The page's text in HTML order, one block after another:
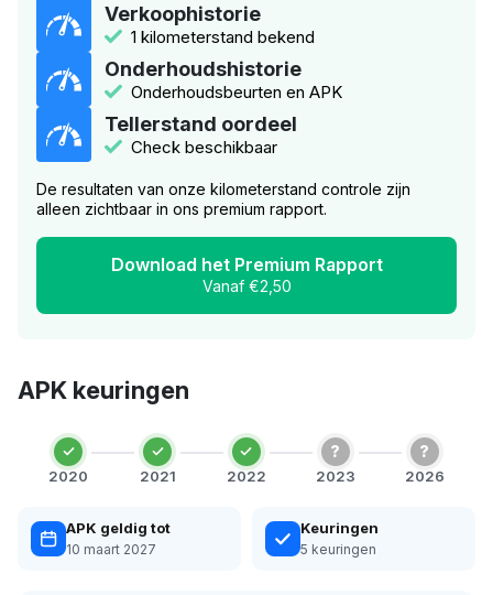
Verkoophistorie
1 kilometerstand bekend
Onderhoudshistorie
Onderhoudsbeurten en APK
Tellerstand oordeel
Check beschikbaar
De resultaten van onze kilometerstand controle zijn
alleen zichtbaar in ons premium rapport.
Download het Premium Rapport
Vanaf €2,50
APK keuringen
2020 2021 2022
?
2023
?
2026
APK geldig tot
10 maart 2027
Keuringen
5 keuringen